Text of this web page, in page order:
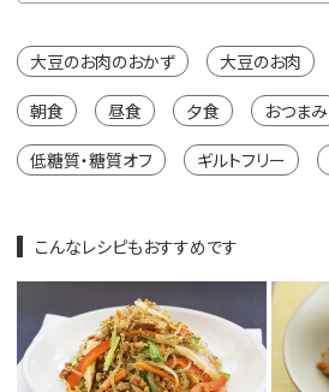
大豆のお肉のおかず 大豆のお肉
朝食 昼食 夕食 おつまみ
低糖質・糖質オフ ギルトフリー
こんなレシピもおすすめです